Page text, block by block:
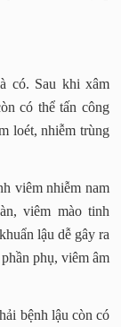
có. Sau khi xâm
có thể tấn công
loét, nhiễm trùng
viêm nhiễm nam
viêm mào tinh
lậu dễ gây ra
phụ, viêm âm
bệnh lậu còn có